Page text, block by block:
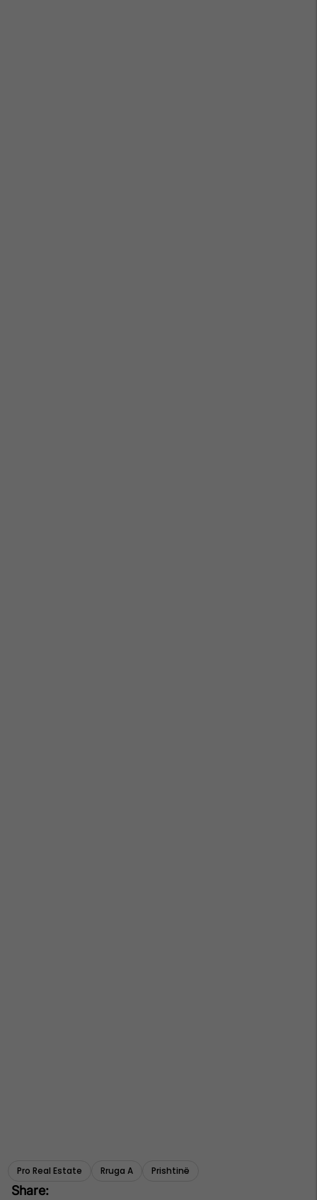
Pro Real Estate Rruga A Prishtinë